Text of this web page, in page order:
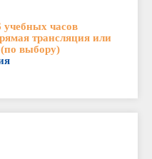
учебных часов
трансляция или
выбору)